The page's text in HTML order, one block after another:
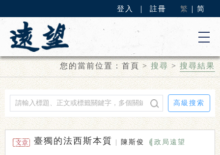
登入 註冊 繁 简
您的當前位置：首頁> 搜尋>搜尋結果
高級搜索
臺獨的法西斯本質 | 陳斯俊 政局遠望